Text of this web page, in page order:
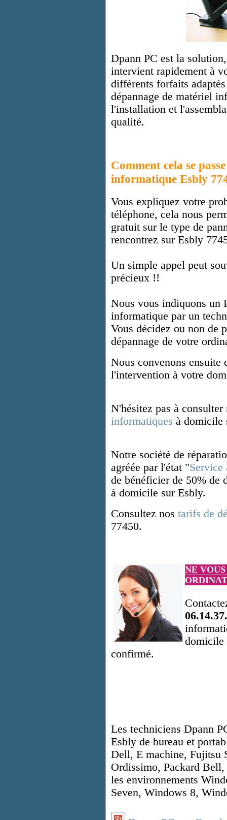
Dpann PC est la
intervient rapidement à
différents forfaits
dépannage de matériel
l'installation et
qualité.
Comment cela se
informatique Esbly
Vous expliquez votre
téléphone, cela nous
gratuit sur le type de
rencontrez sur Esbly
Un simple appel peut
précieux !!
Nous vous indiquons un
informatique par un
Vous décidez ou non de
dépannage de votre
Nous convenons ensuite
l'intervention à votre
N'hésitez pas à
informatiques à domicile
Notre société de
agréée par l'état "Service
de bénéficier de 50% de
à domicile sur Esbly.
Consultez nos tarifs de
77450.
NE
domicile
confirmé.
Les techniciens Dpann
Esbly de bureau et
Dell, E machine, Fujitsu
Ordissimo, Packard Bell,
les environnements
Seven, Windows 8,